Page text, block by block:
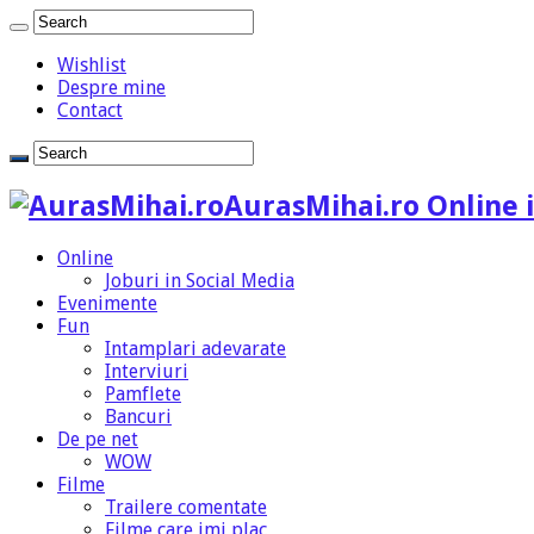
Wishlist
Despre mine
Contact
AurasMihai.ro Online
Online
Joburi in Social Media
Evenimente
Fun
Intamplari adevarate
Interviuri
Pamflete
Bancuri
De pe net
WOW
Filme
Trailere comentate